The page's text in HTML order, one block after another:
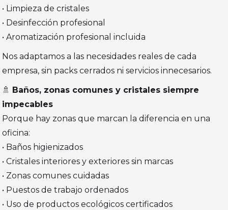
• Limpieza de cristales
• Desinfección profesional
• Aromatización profesional incluida
Nos adaptamos a las necesidades reales de cada
empresa, sin packs cerrados ni servicios innecesarios.
🚿 Baños, zonas comunes y cristales siempre
impecables
Porque hay zonas que marcan la diferencia en una
oficina:
• Baños higienizados
• Cristales interiores y exteriores sin marcas
• Zonas comunes cuidadas
• Puestos de trabajo ordenados
• Uso de productos ecológicos certificados